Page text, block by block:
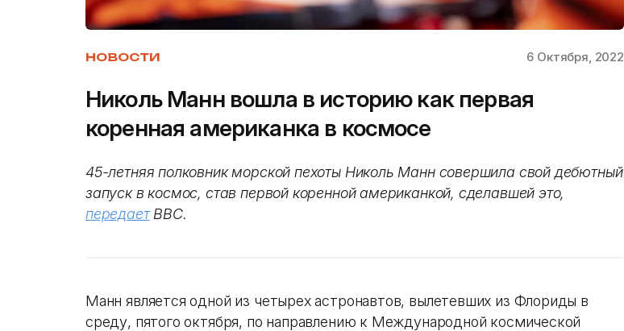
НОВОСТИ 6 Октября, 2022
Николь Манн вошла в историю как первая
коренная американка в космосе
45-летняя полковник морской пехоты Николь Манн совершила свой дебютный
запуск в космос, став первой коренной американкой, сделавшей это,
передаетBBC.
Манн является одной из четырех астронавтов, вылетевших из Флориды в
среду, пятого октября, по направлению к Международной космической